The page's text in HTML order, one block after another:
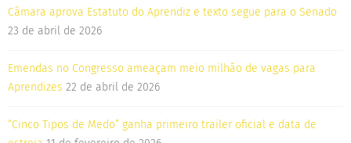
Câmara aprova Estatuto do Aprendiz e texto segue para o Senado
23 de abril de 2026
Emendas no Congresso ameaçam meio milhão de vagas para
Aprendizes 22 de abril de 2026
“Cinco Tipos de Medo” ganha primeiro trailer oficial e data de